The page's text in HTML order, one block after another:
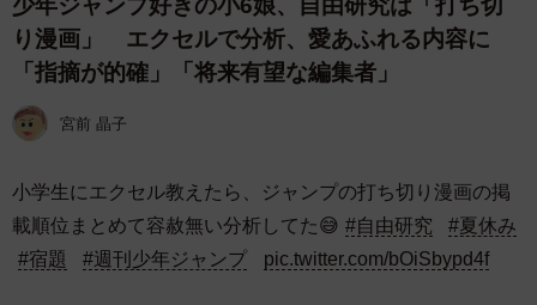
少年ジャンプ好きの小6娘、自由研究は「打ち切
り漫画」 エクセルで分析、愛あふれる内容に
「指摘が的確」「将来有望な編集者」
宮前 晶子
小学生にエクセル教えたら、ジャンプの打ち切り漫画の掲
載順位まとめて容赦無い分析してた😅 #自由研究
#夏休み
#宿題
#週刊少年ジャンプ pic.twitter.com/bOiSbypd4f